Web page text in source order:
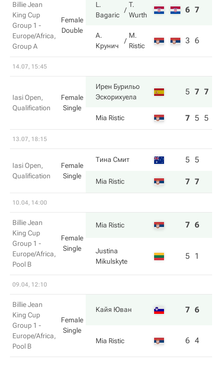
Billie Jean
King Cup
Group 1 -
Europe/Africa,
Group A
Female
Double
L.
Bagaric
T.
Wurth
6 7
А.
Крунич
M.
Ristic
3 6
14.07, 15:45
Iasi Open,
Qualification
Female
Single
Ирен Бурильо
Эскорихуела
5 7 7
Mia Ristic 7 5 5
13.07, 18:15
Iasi Open,
Qualification
Female
Single
Тина Смит 5 5
Mia Ristic 7 7
10.04, 14:00
Billie Jean
King Cup
Group 1 -
Europe/Africa,
Pool B
Female
Single
Mia Ristic 7 6
Justina
Mikulskyte
5 1
09.04, 12:10
Billie Jean
King Cup
Group 1 -
Europe/Africa,
Pool B
Female
Single
Кайя Юван 7 6
Mia Ristic 6 4